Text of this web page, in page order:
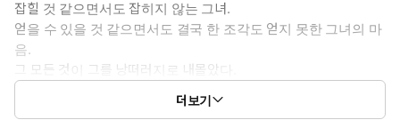
잡힐 것 같으면서도 잡히지 않는 그녀.
얻을 수 있을 것 같으면서도 결국 한 조각도 얻지 못한 그녀의 마
음.
그 모든 것이 그를 낭떠러지로 내몰았다.
“이제 더 이상 마음은 필요 없어. 대신, 당신 몸을 나에게만 줘.”
더보기